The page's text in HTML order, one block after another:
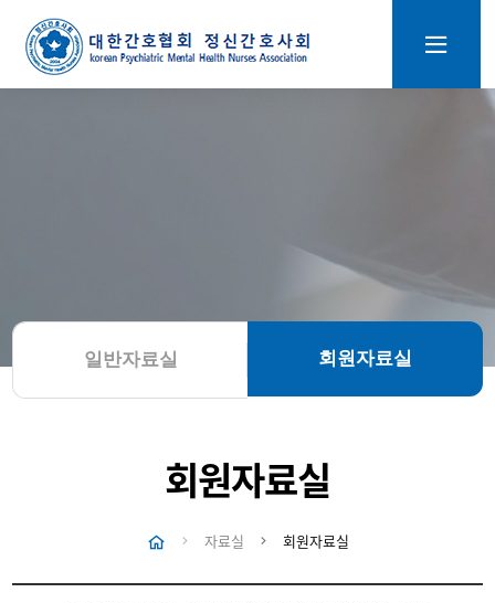
일반자료실 회원자료실
회원자료실
자료실 회원자료실